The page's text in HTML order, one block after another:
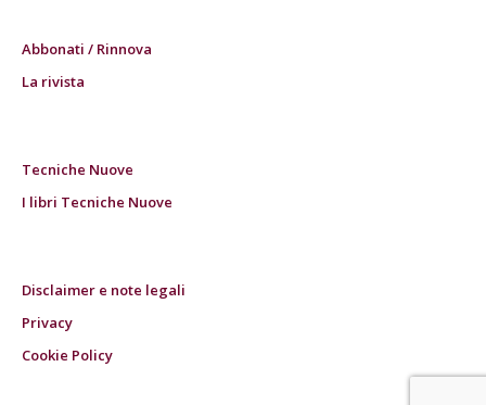
Abbonati / Rinnova
La rivista
Tecniche Nuove
I libri Tecniche Nuove
Disclaimer e note legali
Privacy
Cookie Policy